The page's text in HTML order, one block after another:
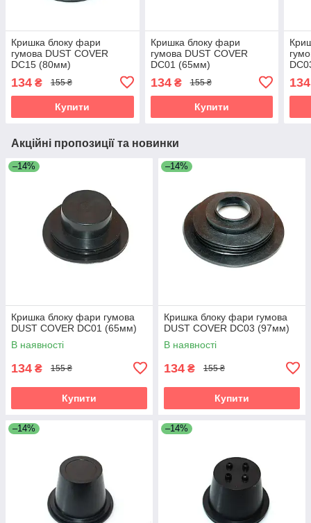
Кришка блоку фари
гумова DUST COVER
DC15 (80мм)
134 ₴ 155 ₴
Купити
Кришка блоку фари
гумова DUST COVER
DC01 (65мм)
134₴ 155 ₴
Купити
134
Акційні пропозиції та новинки
–14%
Кришка блоку фари гумова
DUST COVER DC01 (65мм)
В наявності
134 ₴ 155 ₴
Купити
–14%
Кришка блоку фари гумова
DUST COVER DC03 (97мм)
В наявності
134 ₴ 155 ₴
Купити
–14% –14%